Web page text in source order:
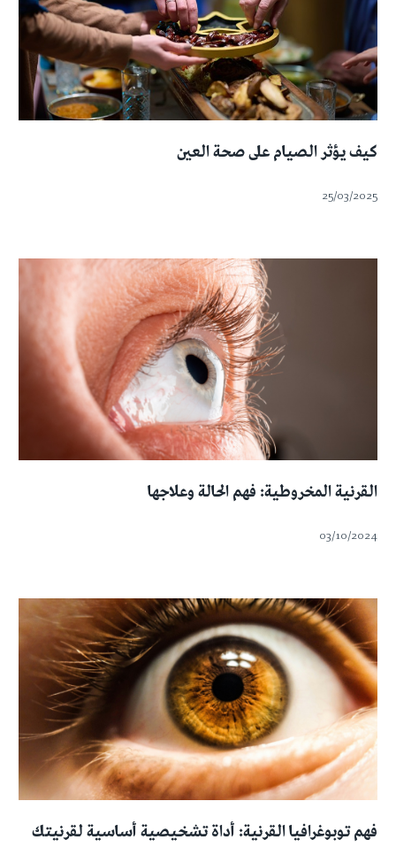
كيف يؤثر الصيام على صحة العين
25/03/2025
القرنية المخروطية: فهم الحالة وعلاجها
03/10/2024
فهم توبوغرافيا القرنية: أداة تشخيصية أساسية لقرنيتك